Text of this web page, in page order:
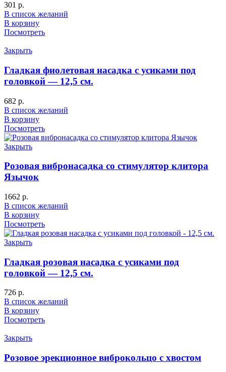
301 р.
В список желаний
В корзину
Посмотреть
Закрыть
Гладкая фиолетовая насадка с усиками под
головкой — 12,5 см.
682 р.
В список желаний
В корзину
Посмотреть
Закрыть
Розовая вибронасадка со стимулятор клитора
Язычок
1662 р.
В список желаний
В корзину
Посмотреть
Закрыть
Гладкая розовая насадка с усиками под
головкой — 12,5 см.
726 р.
В список желаний
В корзину
Посмотреть
Закрыть
Розовое эрекционное виброкольцо с хвостом